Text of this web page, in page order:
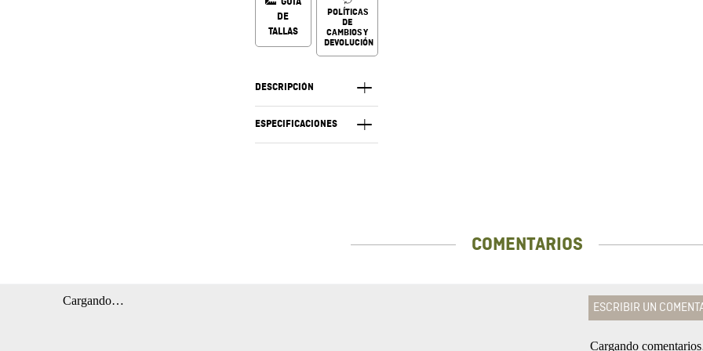
DE
TALLAS
POLÍTICAS
DE
CAMBIOS Y
DEVOLUCIÓN
DESCRIPCIÓN
ESPECIFICACIONES
COMENTARIOS
Cargando… ESCRIBIR UN
Cargando